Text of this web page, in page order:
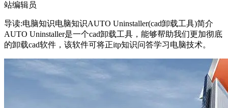
站编辑员
导读:电脑知识电脑知识AUTO Uninstaller(cad卸载工具)简介
AUTO Uninstaller是一个cad卸载工具，能够帮助我们更加彻底
的卸载cad软件，该软件可将正itp知识问答学习电脑技术。